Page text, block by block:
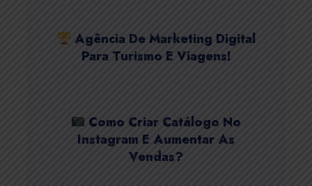
Agência De Marketing Digital
Para Turismo E Viagens!
Como Criar Catálogo No
Instagram E Aumentar As
Vendas?